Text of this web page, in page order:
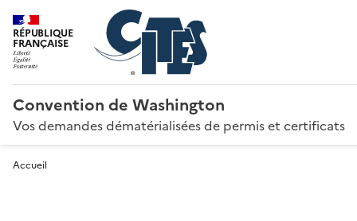
RÉPUBLIQUE
FRANÇAISE
Convention de Washington
Vos demandes dématérialisées de permis et certificats
Accueil